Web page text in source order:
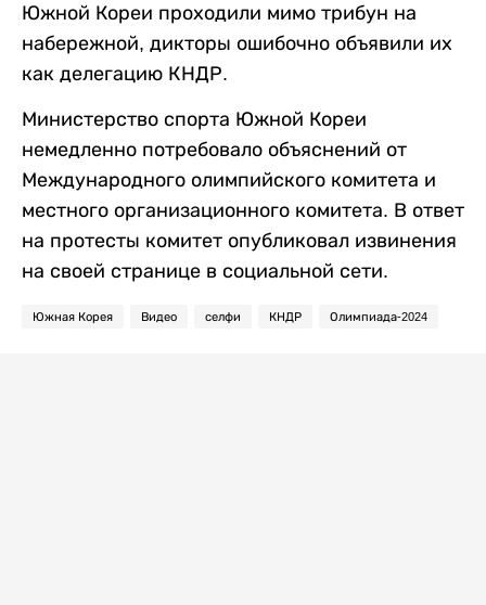
Южной Кореи проходили мимо трибун на
набережной, дикторы ошибочно объявили их
как делегацию КНДР.
Министерство спорта Южной Кореи
немедленно потребовало объяснений от
Международного олимпийского комитета и
местного организационного комитета. В ответ
на протесты комитет опубликовал извинения
на своей странице в социальной сети.
Южная Корея Видео селфи КНДР Олимпиада-2024